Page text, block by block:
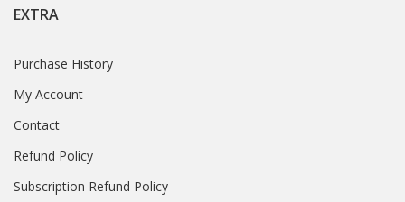
EXTRA
Purchase History
My Account
Contact
Refund Policy
Subscription Refund Policy